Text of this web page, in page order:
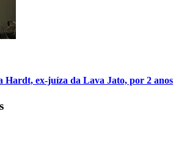
Hardt, ex-juíza da Lava Jato, por 2 anos